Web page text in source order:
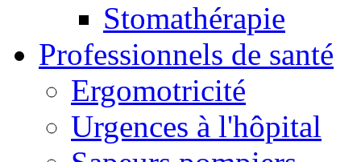
Stomathérapie
Professionnels de santé
Ergomotricité
Urgences à l'hôpital